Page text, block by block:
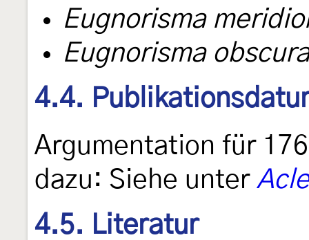
Eugnorisma
Eugnorisma obscura
4.4.
Argumentation für
dazu: Siehe unter
4.5. Literatur